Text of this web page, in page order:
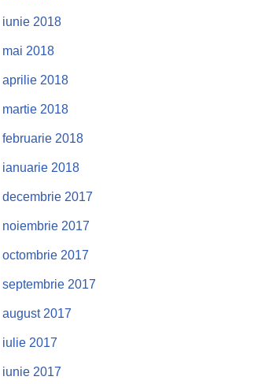
iunie 2018
mai 2018
aprilie 2018
martie 2018
februarie 2018
ianuarie 2018
decembrie 2017
noiembrie 2017
octombrie 2017
septembrie 2017
august 2017
iulie 2017
iunie 2017